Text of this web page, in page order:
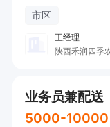
市区
王经理
陕西禾润四季
业务员兼配
5000-10000